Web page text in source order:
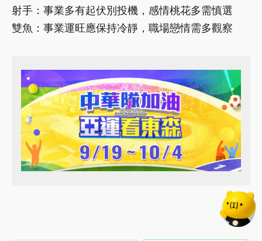
射手：事業多有起伏別投機，感情桃花多需慎選
雙魚：事業運旺應保持冷靜，職場戀情需多觀察